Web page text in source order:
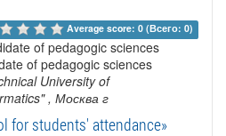
Average score: 0 (Всего: 0)
of pedagogic sciences
of pedagogic sciences
University of
, Москва г
for students' attendance»